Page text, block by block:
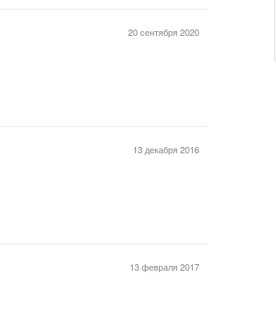
20 сентября 2020
13 декабря 2016
13 февраля 2017